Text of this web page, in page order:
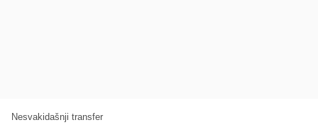
Nesvakidašnji transfer